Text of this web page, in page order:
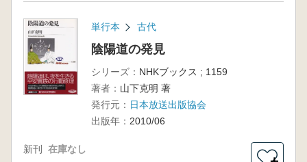
単行本 古代
陰陽道の発見
シリーズ： NHKブックス ; 1159
著者： 山下克明 著
発行元： 日本放送出版協会
出版年： 2010/06
新刊 在庫なし